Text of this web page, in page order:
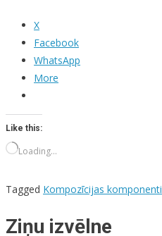
X
Facebook
WhatsApp
More
Like this:
Loading…
Tagged Kompozīcijas komponenti
Ziņu izvēlne